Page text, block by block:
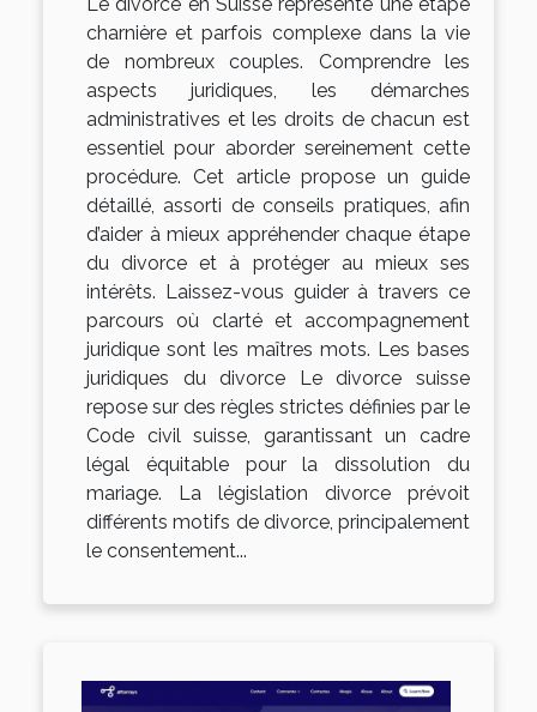
charnière et parfois complexe dans la vie
de nombreux couples. Comprendre les
aspects juridiques, les démarches
administratives et les droits de chacun est
essentiel pour aborder sereinement cette
procédure. Cet article propose un guide
détaillé, assorti de conseils pratiques, afin
d’aider à mieux appréhender chaque étape
du divorce et à protéger au mieux ses
intérêts. Laissez-vous guider à travers ce
parcours où clarté et accompagnement
juridique sont les maîtres mots. Les bases
juridiques du divorce Le divorce suisse
repose sur des règles strictes définies par le
Code civil suisse, garantissant un cadre
légal équitable pour la dissolution du
mariage. La législation divorce prévoit
différents motifs de divorce, principalement
le consentement...